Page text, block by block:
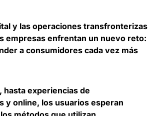
y las operaciones transfronterizas
empresas enfrentan un nuevo reto:
a consumidores cada vez más
experiencias de
y online, los usuarios esperan